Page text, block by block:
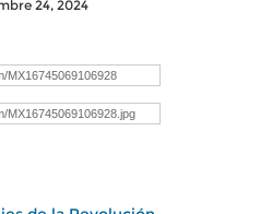
24, 2024